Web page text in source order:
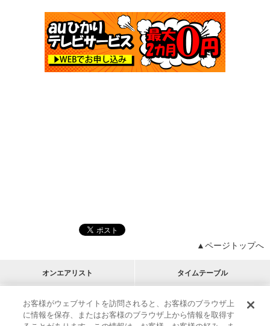
▲ページトップへ
オンエアリスト タイムテーブル
プログラムリスト チャート
アーティストリスト
M-ON!
リクエスト
お客様がウェブサイトを訪問されると、お客様のブラウザ上
に情報を保存、またはお客様のブラウザ上から情報を取得す